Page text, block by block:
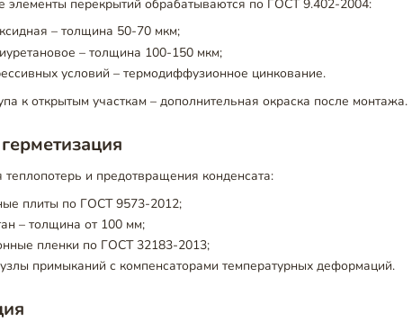
элементы перекрытий обрабатываются по ГОСТ 9.402-2004:
– толщина 50-70 мкм;
– толщина 100-150 мкм;
условий – термодиффузионное цинкование.
к открытым участкам – дополнительная окраска после монтажа.
и предотвращения конденсата:
плиты по ГОСТ 9573-2012;
– толщина от 100 мм;
пленки по ГОСТ 32183-2013;
примыканий с компенсаторами температурных деформаций.